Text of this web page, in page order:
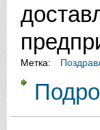
Метка: